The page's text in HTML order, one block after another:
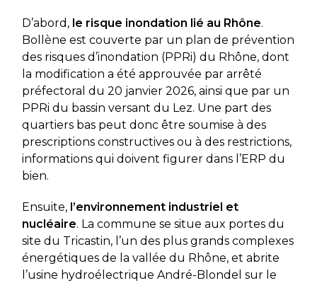
D’abord, le risque inondation lié au Rhône.
Bollène est couverte par un plan de prévention
des risques d’inondation (PPRi) du Rhône, dont
la modification a été approuvée par arrêté
préfectoral du 20 janvier 2026, ainsi que par un
PPRi du bassin versant du Lez. Une part des
quartiers bas peut donc être soumise à des
prescriptions constructives ou à des restrictions,
informations qui doivent figurer dans l’ERP du
bien.
Ensuite, l’environnement industriel et
nucléaire. La commune se situe aux portes du
site du Tricastin, l’un des plus grands complexes
énergétiques de la vallée du Rhône, et abrite
l’usine hydroélectrique André-Blondel sur le